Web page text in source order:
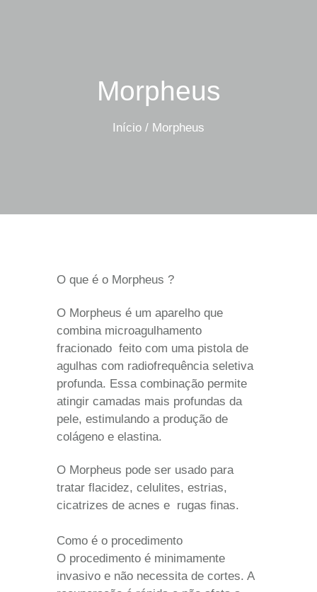
Morpheus
Início / Morpheus
O que é o Morpheus ?
O Morpheus é um aparelho que
combina microagulhamento
fracionado feito com uma pistola de
agulhas com radiofrequência seletiva
profunda. Essa combinação permite
atingir camadas mais profundas da
pele, estimulando a produção de
colágeno e elastina.
O Morpheus pode ser usado para
tratar flacidez, celulites, estrias,
cicatrizes de acnes e rugas finas.
Como é o procedimento
O procedimento é minimamente
invasivo e não necessita de cortes. A